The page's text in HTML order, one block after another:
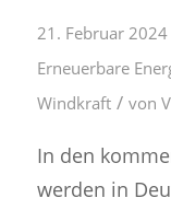
21. Februar 2024
Erneuerbare
Windkraft / von
In den
werden in